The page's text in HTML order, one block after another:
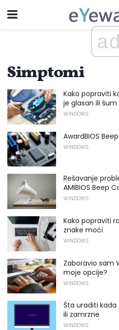
ad
Simptomi
Kako popraviti
je glasan ili šum
WINDOWS
AwardBIOS
WINDOWS
Rešavanje
AMIBIOS Beep
WINDOWS
Kako popraviti
znake moći
WINDOWS
Zaboravio sam
moje opcije?
WINDOWS
Šta uraditi kada
ili zamrzne
WINDOWS